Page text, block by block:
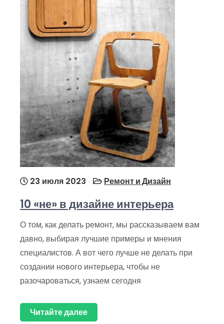
23 июля 2023 Ремонт и Дизайн
10 «не» в дизайне интерьера
О том, как делать ремонт, мы рассказываем вам
давно, выбирая лучшие примеры и мнения
специалистов. А вот чего лучше не делать при
создании нового интерьера, чтобы не
разочароваться, узнаем сегодня
Читайте далее